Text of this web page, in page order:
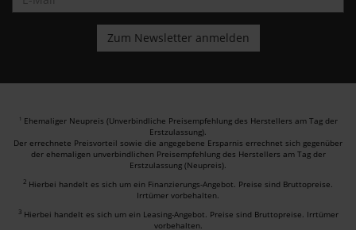
1 Ehemaliger Neupreis (Unverbindliche Preisempfehlung des Herstellers am Tag der
Erstzulassung).
Der errechnete Preisvorteil sowie die angegebene Ersparnis errechnet sich gegenüber
der ehemaligen unverbindlichen Preisempfehlung des Herstellers am Tag der
Erstzulassung (Neupreis).
2 Hierbei handelt es sich um ein Finanzierungs-Angebot. Preise sind Bruttopreise.
Irrtümer vorbehalten.
3 Hierbei handelt es sich um ein Leasing-Angebot. Preise sind Bruttopreise. Irrtümer
vorbehalten.